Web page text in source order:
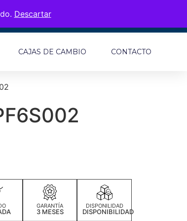
Descartar
CAJAS DE CAMBIO CONTACTO
GARANTÍA
3 MESES
DISPONILIDAD
DISPONIBILIDAD